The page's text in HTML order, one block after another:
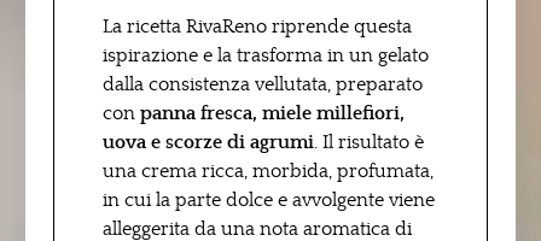
La ricetta RivaReno riprende questa
ispirazione e la trasforma in un gelato
dalla consistenza vellutata, preparato
con panna fresca, miele millefiori,
uova e scorze di agrumi. Il risultato è
una crema ricca, morbida, profumata,
in cui la parte dolce e avvolgente viene
alleggerita da una nota aromatica di